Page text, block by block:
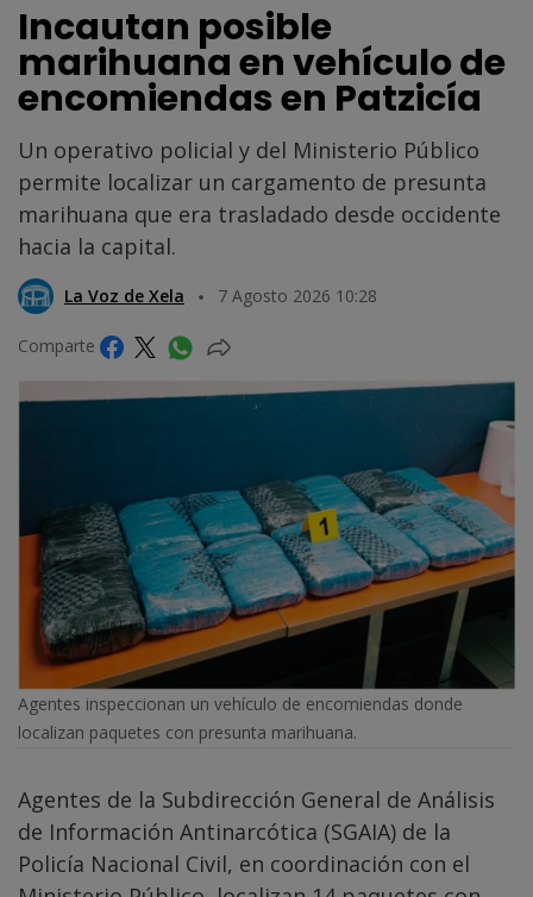
Incautan posible
marihuana en vehículo de
encomiendas en Patzicía
Un operativo policial y del Ministerio Público
permite localizar un cargamento de presunta
marihuana que era trasladado desde occidente
hacia la capital.
La Voz de Xela 7 Agosto 2026 10:28
Comparte
Agentes inspeccionan un vehículo de encomiendas donde
localizan paquetes con presunta marihuana.
Agentes de la Subdirección General de Análisis
de Información Antinarcótica (SGAIA) de la
Policía Nacional Civil, en coordinación con el